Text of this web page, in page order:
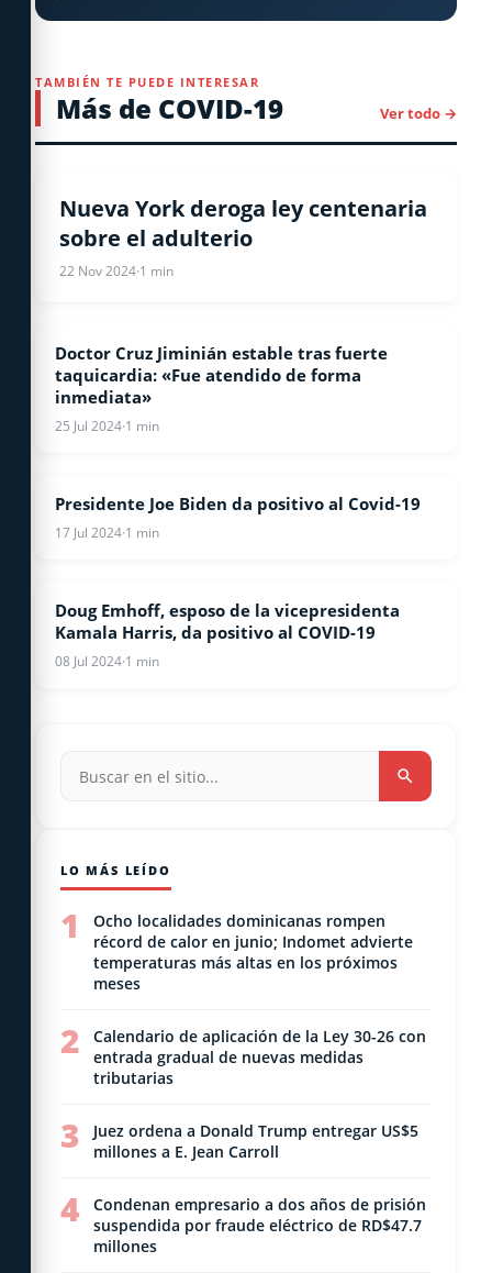
TAMBIÉN TE PUEDE INTERESAR
Más de COVID-19 Ver todo →
Nueva York deroga ley centenaria
sobre el adulterio
22 Nov 2024·1 min
COVID-19
Doctor Cruz Jiminián estable tras fuerte
taquicardia: «Fue atendido de forma
inmediata»
25 Jul 2024·1 min
COVID-19
Presidente Joe Biden da positivo al Covid-19
17 Jul 2024·1 min
COVID-19
Doug Emhoff, esposo de la vicepresidenta
Kamala Harris, da positivo al COVID-19
08 Jul 2024·1 min
LO MÁS LEÍDO
1
Ocho localidades dominicanas rompen
récord de calor en junio; Indomet advierte
temperaturas más altas en los próximos
meses
2
Calendario de aplicación de la Ley 30-26 con
entrada gradual de nuevas medidas
tributarias
3
Juez ordena a Donald Trump entregar US$5
millones a E. Jean Carroll
4
Condenan empresario a dos años de prisión
suspendida por fraude eléctrico de RD$47.7
millones